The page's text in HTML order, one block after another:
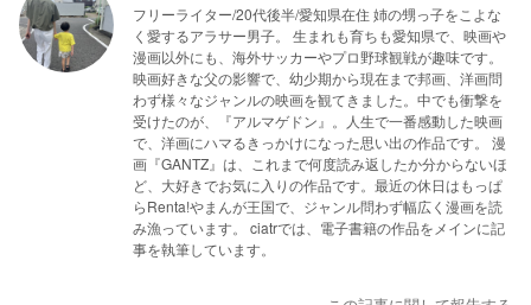
フリーライター/20代後半/愛知県在住 姉の甥っ子をこよな
く愛するアラサー男子。 生まれも育ちも愛知県で、映画や
漫画以外にも、海外サッカーやプロ野球観戦が趣味です。
映画好きな父の影響で、幼少期から現在まで邦画、洋画問
わず様々なジャンルの映画を観てきました。中でも衝撃を
受けたのが、『アルマゲドン』。人生で一番感動した映画
で、洋画にハマるきっかけになった思い出の作品です。 漫
画『GANTZ』は、これまで何度読み返したか分からないほ
ど、大好きでお気に入りの作品です。最近の休日はもっぱ
らRenta!やまんが王国で、ジャンル問わず幅広く漫画を読
み漁っています。 ciatrでは、電子書籍の作品をメインに記
事を執筆しています。